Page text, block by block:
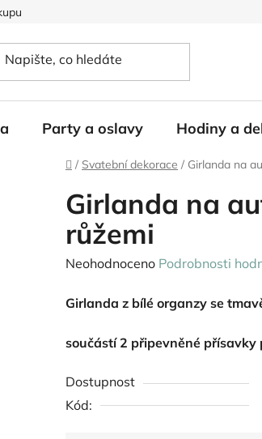
Party a oslavy Hodiny a
Domů
/ Svatební dekorace / Girlanda na
Girlanda na
růžemi
Průměrné
produktu
0,0
hvězdiček.
Neohodnoceno Podrobnosti
Girlanda z bílé organzy se
součástí 2 připevněné
Dostupnost
Kód: